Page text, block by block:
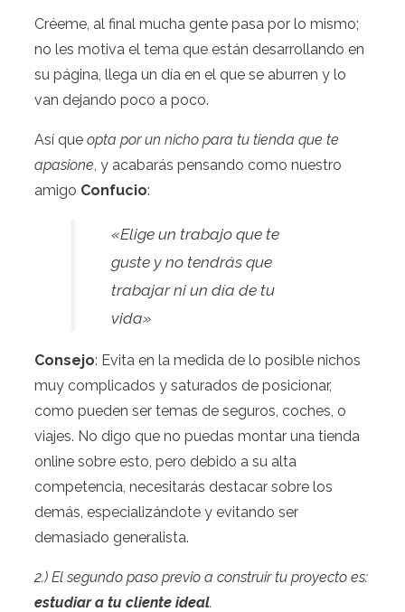
Créeme, al final mucha gente pasa por lo mismo;
no les motiva el tema que están desarrollando en
su página, llega un día en el que se aburren y lo
van dejando poco a poco.
Así que opta por un nicho para tu tienda que te
apasione, y acabarás pensando como nuestro
amigo Confucio:
«Elige un trabajo que te
guste y no tendrás que
trabajar ni un día de tu
vida»
Consejo: Evita en la medida de lo posible nichos
muy complicados y saturados de posicionar,
como pueden ser temas de seguros, coches, o
viajes. No digo que no puedas montar una tienda
online sobre esto, pero debido a su alta
competencia, necesitarás destacar sobre los
demás, especializándote y evitando ser
demasiado generalista.
2.) El segundo paso previo a construir tu proyecto es:
estudiar a tu cliente ideal.